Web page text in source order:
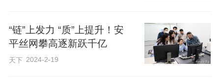
志愿服务与民生服务并重。河西社区组织
青年志愿者开展反诈宣传“青”力行动。通过
发放宣传单、剖析刷单返利、冒充公检法
“链”上发力 “质”上提升！安
平丝网攀高逐新跃千亿
天下 2024-2-19